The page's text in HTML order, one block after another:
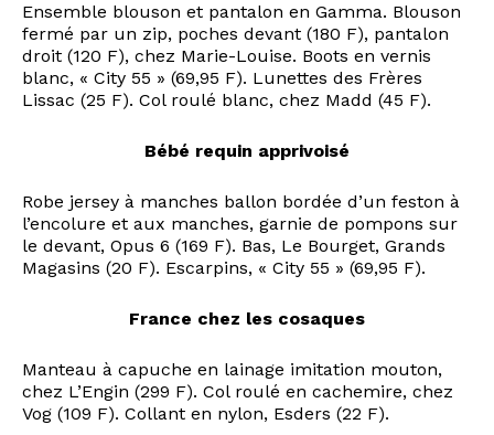
Ensemble blouson et pantalon en Gamma. Blouson
fermé par un zip, poches devant (180 F), pantalon
droit (120 F), chez Marie-Louise. Boots en vernis
blanc, « City 55 » (69,95 F). Lunettes des Frères
Lissac (25 F). Col roulé blanc, chez Madd (45 F).
Bébé requin apprivoisé
Robe jersey à manches ballon bordée d’un feston à
l’encolure et aux manches, garnie de pompons sur
le devant, Opus 6 (169 F). Bas, Le Bourget, Grands
Magasins (20 F). Escarpins, « City 55 » (69,95 F).
France chez les cosaques
Manteau à capuche en lainage imitation mouton,
chez L’Engin (299 F). Col roulé en cachemire, chez
Vog (109 F). Collant en nylon, Esders (22 F).